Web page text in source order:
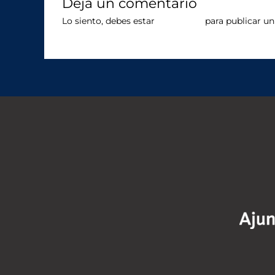
Lo siento, debes estar para publicar